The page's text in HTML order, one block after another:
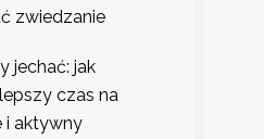
zwiedzanie
jechać: jak
czas na
i aktywny